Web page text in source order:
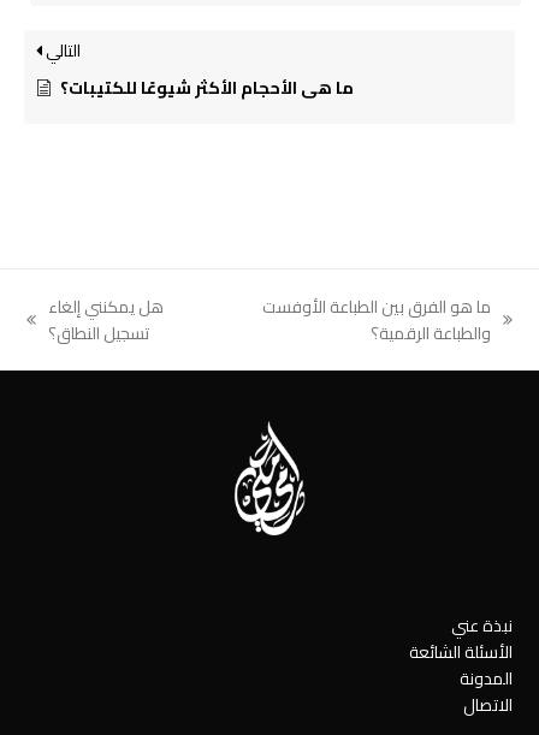
التالي
ما هي الأحجام الأكثر شيوعًا للكتيبات؟
previous
ما هو الفرق بين الطباعة الأوفست
والطباعة الرقمية؟
هل يمكنني إلغاء
تسجيل النطاق؟
نبذة عني
الأسئلة الشائعة
المدونة
الاتصال